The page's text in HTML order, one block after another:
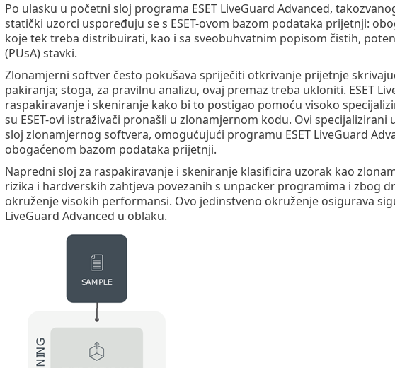
Po ulasku u početni sloj programa ESET LiveGuard Advanced,
statički uzorci uspoređuju se s ESET-ovom bazom podataka prijetnji:
koje tek treba distribuirati, kao i sa sveobuhvatnim popisom čistih,
(PUsA) stavki.
Zlonamjerni softver često pokušava spriječiti otkrivanje prijetnje
pakiranja; stoga, za pravilnu analizu, ovaj premaz treba ukloniti. ESET
raspakiravanje i skeniranje kako bi to postigao pomoću visoko
su ESET-ovi istraživači pronašli u zlonamjernom kodu. Ovi
sloj zlonamjernog softvera, omogućujući programu ESET LiveGuard
obogaćenom bazom podataka prijetnji.
Napredni sloj za raspakiravanje i skeniranje klasificira uzorak kao
rizika i hardverskih zahtjeva povezanih s unpacker programima i zbog
okruženje visokih performansi. Ovo jedinstveno okruženje osigurava
LiveGuard Advanced u oblaku.